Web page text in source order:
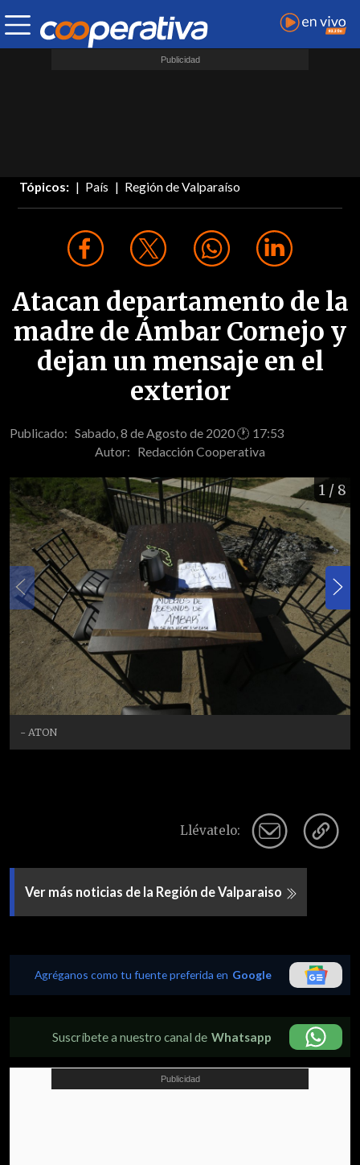
Tópicos: País Región de Valparaíso
Atacan departamento de la
madre de Ámbar Cornejo y
dejan un mensaje en el
exterior
Publicado: Sabado, 8 de Agosto de 2020 🕐 17:53
Autor: Redacción Cooperativa
1 / 8
- ATON
Llévatelo:
Ver más noticias de la Región de Valparaiso
Agréganos como tu fuente preferida en Google
Suscríbete a nuestro canal de Whatsapp